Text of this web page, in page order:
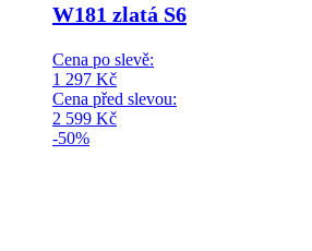
W181 zlatá S6
Cena po slevě:
1 297 Kč
Cena před slevou:
2 599 Kč
-50%